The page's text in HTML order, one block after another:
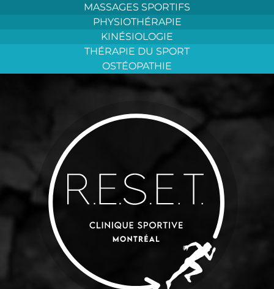
MASSAGES SPORTIFS
PHYSIOTHÉRAPIE
KINÉSIOLOGIE
THÉRAPIE DU SPORT
OSTÉOPATHIE